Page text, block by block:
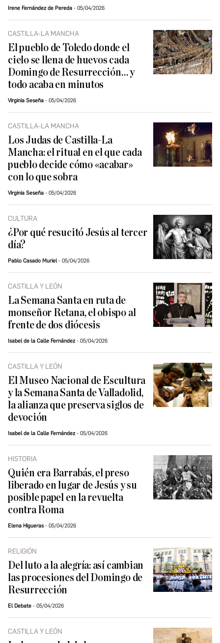
Irene Fernández de Pereda 05/04/2026
CASTILLA-LA MANCHA
El pueblo de Toledo donde el
cielo se llena de huevos cada
Domingo de Resurrección… y
todo acaba en minutos
Virginia Seseña 05/04/2026
CASTILLA-LA MANCHA
Los Judas de Castilla-La
Mancha: el ritual en el que cada
pueblo decide cómo «acabar»
con lo que sobra
Virginia Seseña 05/04/2026
CULTURA
¿Por qué resucitó Jesús al tercer
día?
Pablo Casado Muriel 05/04/2026
CASTILLA Y LEÓN
La Semana Santa en ruta de
monseñor Retana, el obispo al
frente de dos diócesis
Isabel de la Calle Fernández 05/04/2026
CASTILLA Y LEÓN
El Museo Nacional de Escultura
y la Semana Santa de Valladolid,
la alianza que preserva siglos de
devoción
Isabel de la Calle Fernández 05/04/2026
HISTORIA
Quién era Barrabás, el preso
liberado en lugar de Jesús y su
posible papel en la revuelta
contra Roma
Elena Higueras 05/04/2026
RELIGIÓN
Del luto a la alegría: así cambian
las procesiones del Domingo de
Resurrección
El Debate 05/04/2026
CASTILLA Y LEÓN